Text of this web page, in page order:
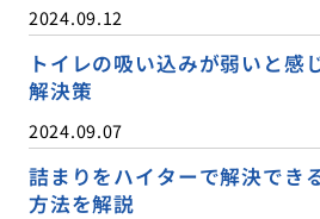
2024.09.12
トイレの吸い込みが弱いと感
解決策
2024.09.07
詰まりをハイターで解決でき
方法を解説